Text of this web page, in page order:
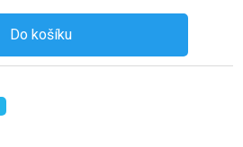
Do košíku